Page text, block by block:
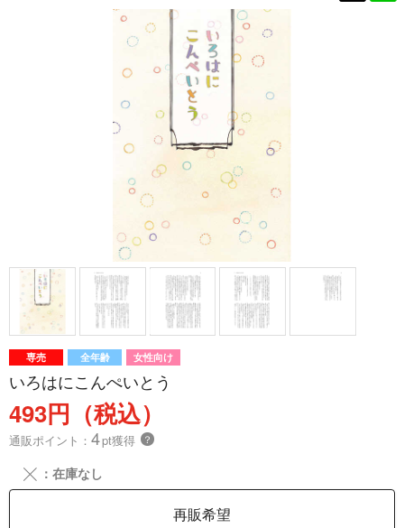
専売 全年齢 女性向け
いろはにこんぺいとう
493円（税込）
通販ポイント： 4pt獲得 ？
╳ ：在庫なし
再販希望